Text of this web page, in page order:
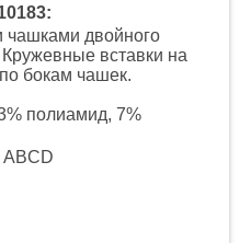
чашками двойного
вставки на
бокам чашек.
полиамид, 7%
ABCD